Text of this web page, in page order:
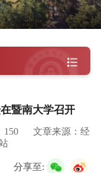
暨南大学召开
150
文章来源：经
分享至: